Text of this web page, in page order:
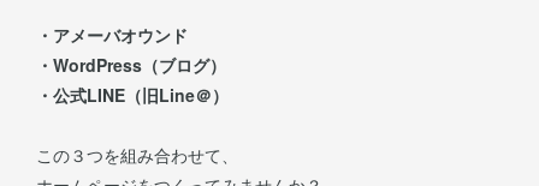
・アメーバオウンド
・WordPress（ブログ）
・公式LINE（旧Line＠）
この３つを組み合わせて、